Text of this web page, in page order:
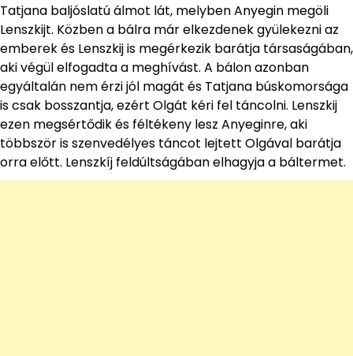
Tatjana baljóslatú álmot lát, melyben Anyegin megöli
Lenszkijt. Közben a bálra már elkezdenek gyülekezni az
emberek és Lenszkij is megérkezik barátja társaságában,
aki végül elfogadta a meghívást. A bálon azonban
egyáltalán nem érzi jól magát és Tatjana búskomorsága
is csak bosszantja, ezért Olgát kéri fel táncolni. Lenszkij
ezen megsértődik és féltékeny lesz Anyeginre, aki
többször is szenvedélyes táncot lejtett Olgával barátja
orra előtt. Lenszkíj feldúltságában elhagyja a báltermet.